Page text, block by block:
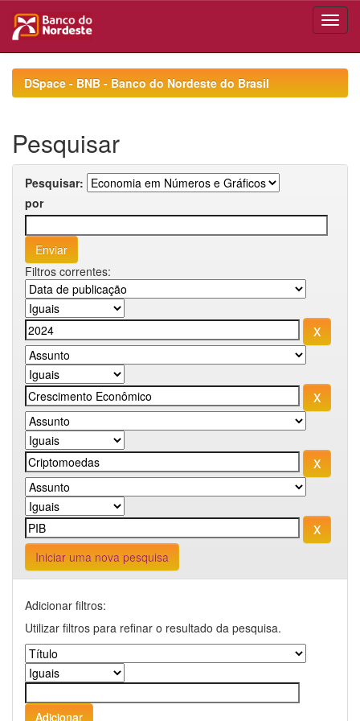
navigationDSpace - BNB - Banco do Nordeste do Brasil
Pesquisar
Pesquisar:
por
Filtros correntes:
Iniciar uma nova pesquisa
Adicionar filtros:
Utilizar filtros para refinar o resultado da pesquisa.